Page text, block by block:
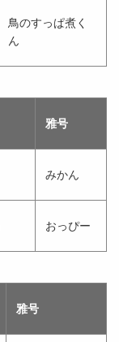
鳥のすっぱ煮く
ん
雅号
みかん
おっぴー
雅号